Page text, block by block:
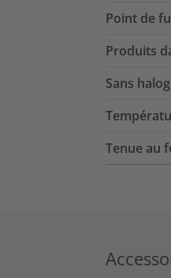
Point de
Produits
Sans
Tenue au